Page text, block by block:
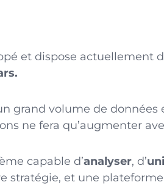
et dispose actuellement
grand volume de données
ne fera qu’augmenter
capable d’analyser, d’
stratégie, et une